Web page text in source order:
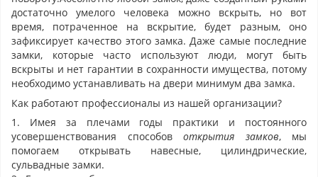
достаточно умелого человека можно вскрыть, но вот
время, потраченное на вскрытие, будет разным, оно
зафиксирует качество этого замка. Даже самые последние
замки, которые часто используют люди, могут быть
вскрыты и нет гарантии в сохранности имущества, потому
необходимо устанавливать на двери минимум два замка.
Как работают профессионалы из нашей организации?
1. Имея за плечами годы практики и постоянного
усовершенствования способов открытия замков, мы
помогаем открывать навесные, цилиндрические,
сульвадные замки.